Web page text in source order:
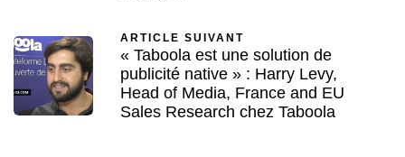
ARTICLE SUIVANT
« Taboola est une solution de
publicité native » : Harry Levy,
Head of Media, France and EU
Sales Research chez Taboola